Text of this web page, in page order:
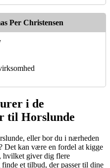
Per Christensen
i de
til Horslunde
eller bor du i nærheden
Det kan være en fordel at kigge
hvilket giver dig flere
et tilbud, der passer til dine